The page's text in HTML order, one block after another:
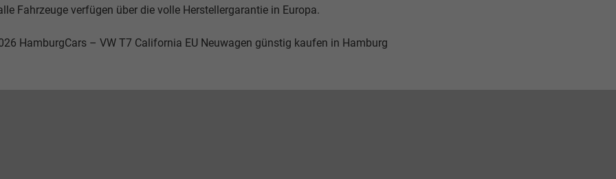
Fahrzeuge verfügen über die volle Herstellergarantie in Europa.
HamburgCars – VW T7 California EU Neuwagen günstig kaufen in Hamburg